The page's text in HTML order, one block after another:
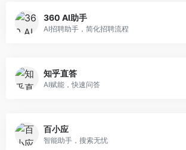
360 AI助手
AI招聘助手，简化招聘流程
知乎直答
AI赋能，快速问答
百小应
智能助手，搜索无忧